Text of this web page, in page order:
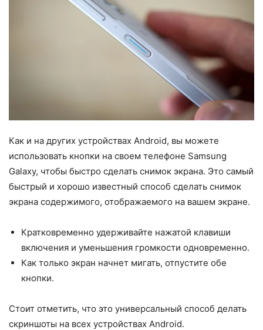
Как и на других устройствах Android, вы можете
использовать кнопки на своем телефоне Samsung
Galaxy, чтобы быстро сделать снимок экрана. Это самый
быстрый и хорошо известный способ сделать снимок
экрана содержимого, отображаемого на вашем экране.
Кратковременно удерживайте нажатой клавиши
включения и уменьшения громкости одновременно.
Как только экран начнет мигать, отпустите обе
кнопки.
Стоит отметить, что это универсальный способ делать
скриншоты на всех устройствах Android.